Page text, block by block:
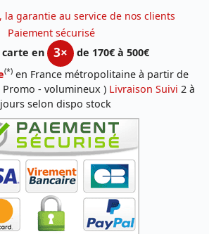
, la garantie au service de nos clients
Paiement sécurisé
en
3×
de 170€ à 500€
(*) en France métropolitaine à partir de
Promo - volumineux ) Livraison Suivi 2 à
selon dispo stock